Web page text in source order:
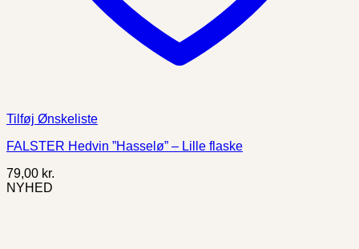
Tilføj Ønskeliste
FALSTER Hedvin ”Hasselø” – Lille flaske
79,00 kr.
NYHED